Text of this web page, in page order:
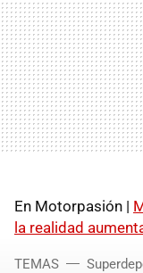
En Motorpasión |
la realidad
TEMAS